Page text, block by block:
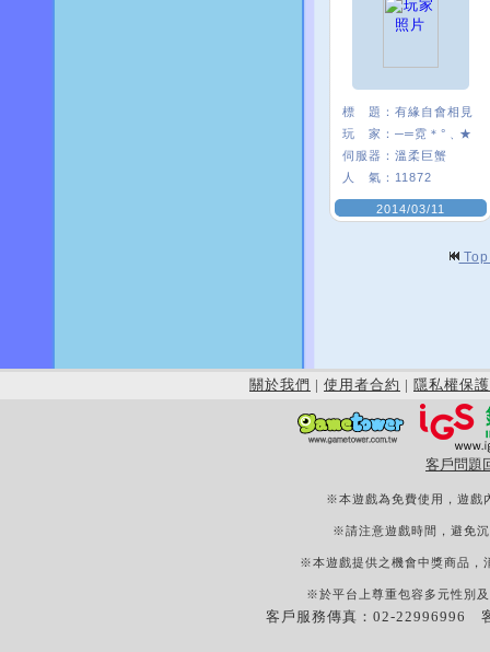
標 題： 有緣自會相見
玩 家： ─═霓＊°﹑★
伺服器： 溫柔巨蟹
人 氣： 11872
2014/03/11
關於我們 | 使用者合約 | 隱私權保護
客戶問題
※本遊戲為免費使用，遊戲
※請注意遊戲時間，避免
※本遊戲提供之機會中獎商品，
※於平台上尊重包容多元性別
客戶服務傳真：02-22996996